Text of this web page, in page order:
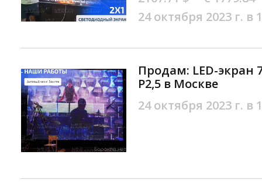
24 октября 2023 г. в
Продам: LED-экрaн
Р2,5 в Москве
24 октября 2023 г. в